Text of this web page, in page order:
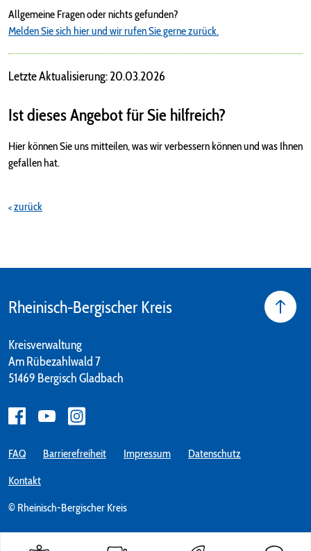
Allgemeine Fragen oder nichts gefunden?
Melden Sie sich hier und wir rufen Sie gerne zurück.
Letzte Aktualisierung: 20.03.2026
Ist dieses Angebot für Sie hilfreich?
Hier können Sie uns mitteilen, was wir verbessern können und was Ihnen
gefallen hat.
zurück
Rheinisch-Bergischer Kreis
Kreisverwaltung
Am Rübezahlwald 7
51469 Bergisch Gladbach
© Rheinisch-Bergischer Kreis
FAQ Barrierefreiheit Impressum Datenschutz
Kontakt